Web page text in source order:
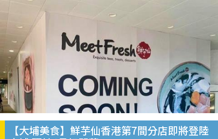
【大埔美食】鮮芋仙香港第7間分店即將登陸